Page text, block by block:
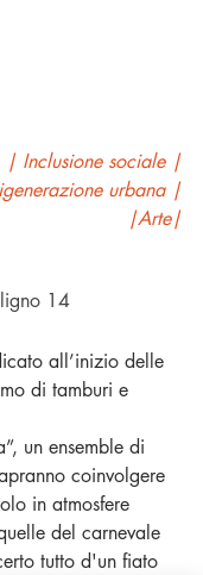
| Inclusione sociale |
urbana |
|Arte|
14
all’inizio delle
di tamburi e
coinvolgere
in atmosfere
del carnevale
tutto d'un fiato